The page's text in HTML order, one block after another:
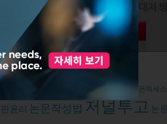
Related tags
학계정신건강 코로나19 오픈엑세스
판윤리 논문작성법 저널투고 논